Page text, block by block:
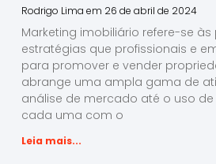
Rodrigo Lima 26 de abril de 2024
Marketing imobiliário refere-se às
estratégias que profissionais e
para promover e vender
abrange uma ampla gama de
análise de mercado até o uso
cada uma com o
Leia mais...